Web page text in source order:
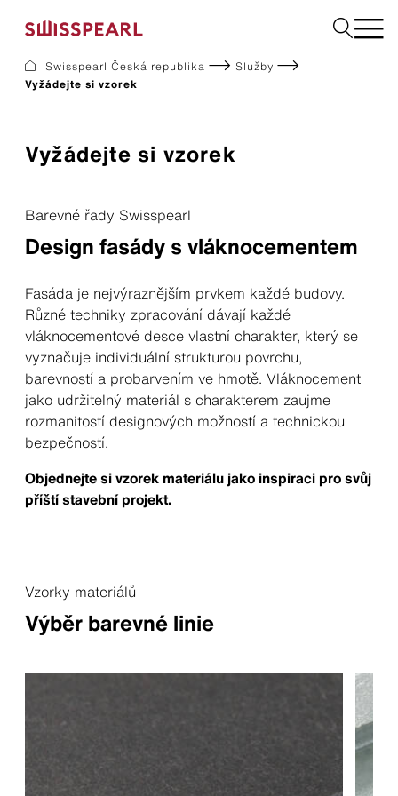
Společnost
Služby
Ke stažení
Swisspearl a udržitelnost
Kariéra
Fasády
Vyžádejte si vzorek
Swisspearl Česká republika
Služby
Vyžádejte si vzorek
Vyžádejte si vzorek
Barevné řady Swisspearl
Design fasády s vláknocementem
Fasáda je nejvýraznějším prvkem každé budovy.
Různé techniky zpracování dávají každé
vláknocementové desce vlastní charakter, který se
vyznačuje individuální strukturou povrchu,
barevností a probarvením ve hmotě. Vláknocement
jako udržitelný materiál s charakterem zaujme
rozmanitostí designových možností a technickou
bezpečností.
Objednejte si vzorek materiálu jako inspiraci pro svůj
příští stavební projekt.
Vzorky materiálů
Výběr barevné linie